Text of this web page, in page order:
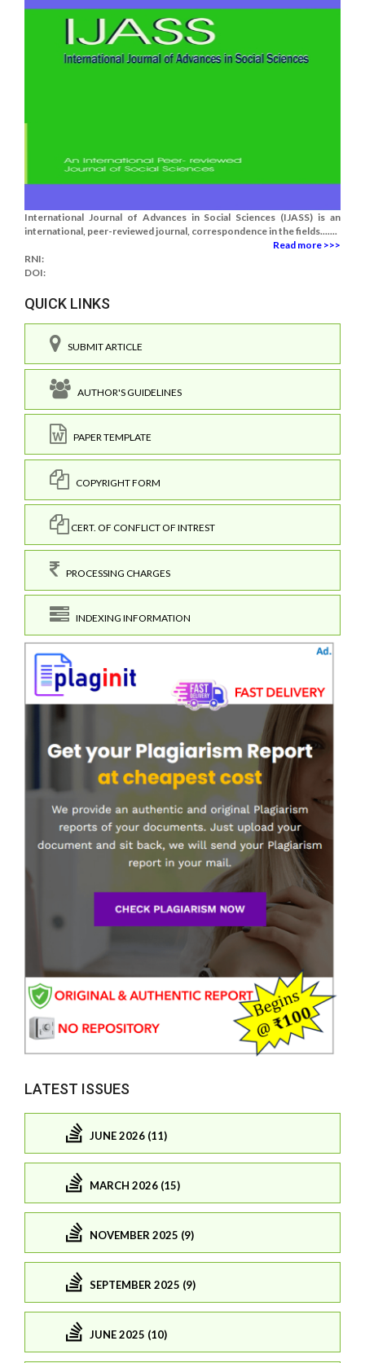
International Journal of Advances in Social Sciences (IJASS) is an
international, peer-reviewed journal, correspondence in the fields.......
Read more >>>
RNI:
DOI:
QUICK LINKS
SUBMIT ARTICLE
AUTHOR'S GUIDELINES
PAPER TEMPLATE
COPYRIGHT FORM
CERT. OF CONFLICT OF INTREST
PROCESSING CHARGES
INDEXING INFORMATION
LATEST ISSUES
JUNE 2026 (11)
MARCH 2026 (15)
NOVEMBER 2025 (9)
SEPTEMBER 2025 (9)
JUNE 2025 (10)